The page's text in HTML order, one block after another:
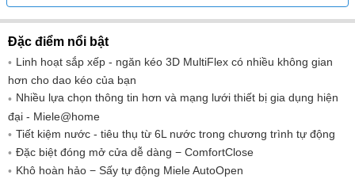
Thời lượng của chương trình Eco tính
238 min
Độ ồn
Công suất định mức đầy đủ (kW)
Cầu chì (A)
10
Điện áp (V)
Tần số
50 Hz
Kích thước thiết bị (CxRxS)
Đặc điểm nổi bật
Linh hoạt sắp xếp - ngăn kéo 3D MultiFlex có nhiều không gian
hơn cho dao kéo của bạn
Nhiều lựa chọn thông tin hơn và mạng lưới thiết bị gia dụng hiện
đại - Miele@home
Tiết kiệm nước - tiêu thụ từ 6L nước trong chương trình tự động
Đặc biệt đóng mở cửa dễ dàng − ComfortClose
Khô hoàn hảo − Sấy tự động Miele AutoOpen